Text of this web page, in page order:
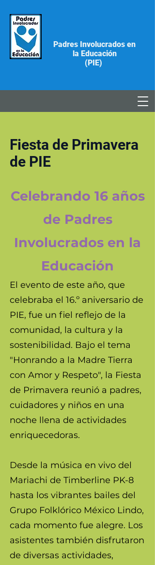
Padres Involucrados en
la Educación
(PIE)
Fiesta de Primavera
de PIE
Celebrando 16 años
de Padres
Involucrados en la
Educación
El evento de este año, que
celebraba el 16.º aniversario de
PIE, fue un fiel reflejo de la
comunidad, la cultura y la
sostenibilidad. Bajo el tema
"Honrando a la Madre Tierra
con Amor y Respeto", la Fiesta
de Primavera reunió a padres,
cuidadores y niños en una
noche llena de actividades
enriquecedoras.
Desde la música en vivo del
Mariachi de Timberline PK-8
hasta los vibrantes bailes del
Grupo Folklórico México Lindo,
cada momento fue alegre. Los
asistentes también disfrutaron
de diversas actividades,